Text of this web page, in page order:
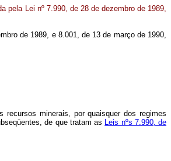
pela Lei nº 7.990, de 28 de dezembro de 1989,
de 1989, e 8.001, de 13 de março de 1990,
minerais, por quaisquer dos regimes
de que tratam as Leis nºs 7.990, de